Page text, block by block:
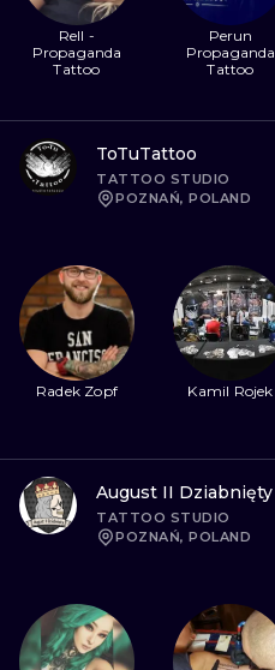
Rell -
Propaganda
Tattoo
Perun
Propaganda
Tattoo
ToTuTattoo
TATTOO STUDIO
POZNAŃ, POLAND
Radek Zopf Kamil Rojek
August II Dziabnięty
TATTOO STUDIO
POZNAŃ, POLAND